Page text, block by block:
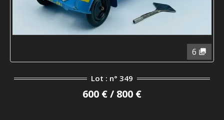
6
Lot : n° 349
600 € / 800 €